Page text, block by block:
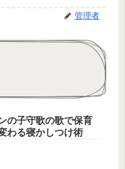
管理者
の子守歌の歌で保育
わる寝かしつけ術